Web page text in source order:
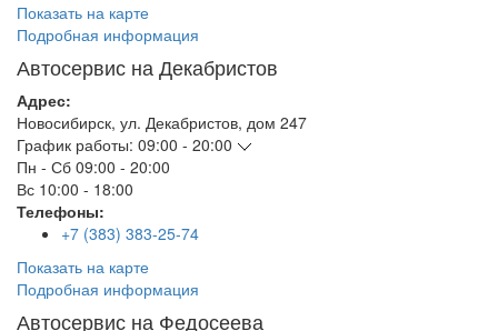
Показать на карте
Подробная информация
Автосервис на Декабристов
Адрес:
Новосибирск, ул. Декабристов, дом 247
График работы: 09:00 - 20:00
Пн - Сб 09:00 - 20:00
Вс 10:00 - 18:00
Телефоны:
+7 (383) 383-25-74
Показать на карте
Подробная информация
Автосервис на Федосеева